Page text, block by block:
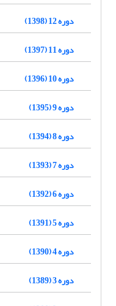
دوره 12 (1398)
دوره 11 (1397)
دوره 10 (1396)
دوره 9 (1395)
دوره 8 (1394)
دوره 7 (1393)
دوره 6 (1392)
دوره 5 (1391)
دوره 4 (1390)
دوره 3 (1389)